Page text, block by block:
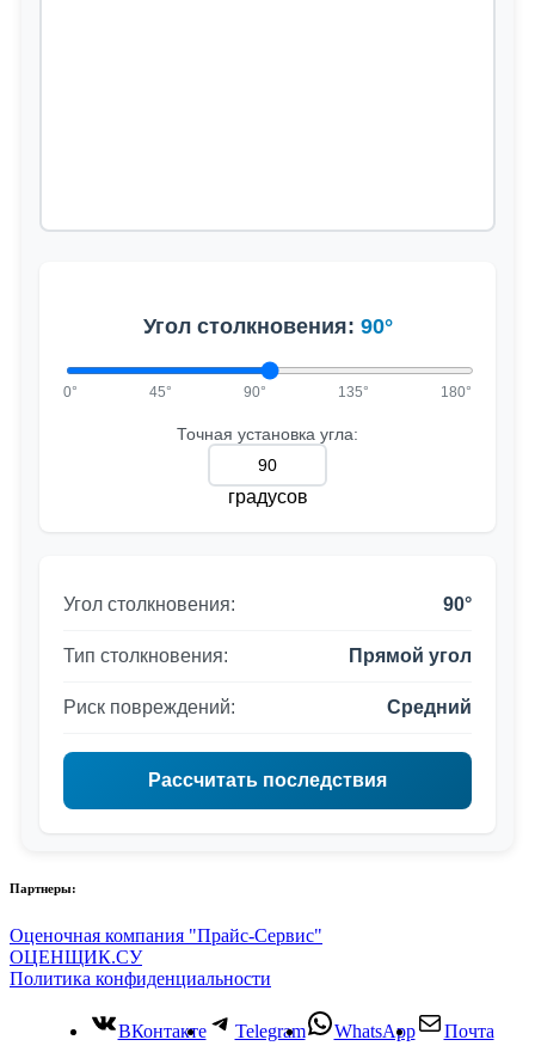
Угол столкновения: 90°
0° 45° 90° 135° 180°
Точная установка угла:
градусов
Угол столкновения: 90°
Тип столкновения: Прямой угол
Риск повреждений: Средний
Рассчитать последствия
Партнеры:
Оценочная компания "Прайс-Сервис"
ОЦЕНЩИК.СУ
Политика конфиденциальности
ВКонтакте Telegram WhatsApp Почта